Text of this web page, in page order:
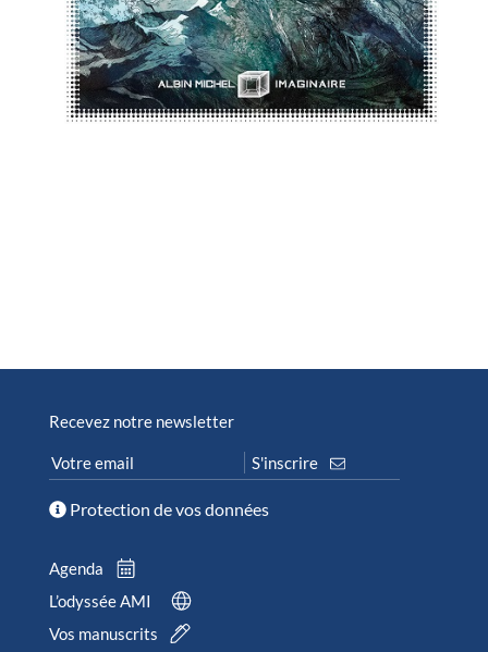
Recevez notre newsletter
Protection de vos données
Agenda
L’odyssée AMI
Vos manuscrits